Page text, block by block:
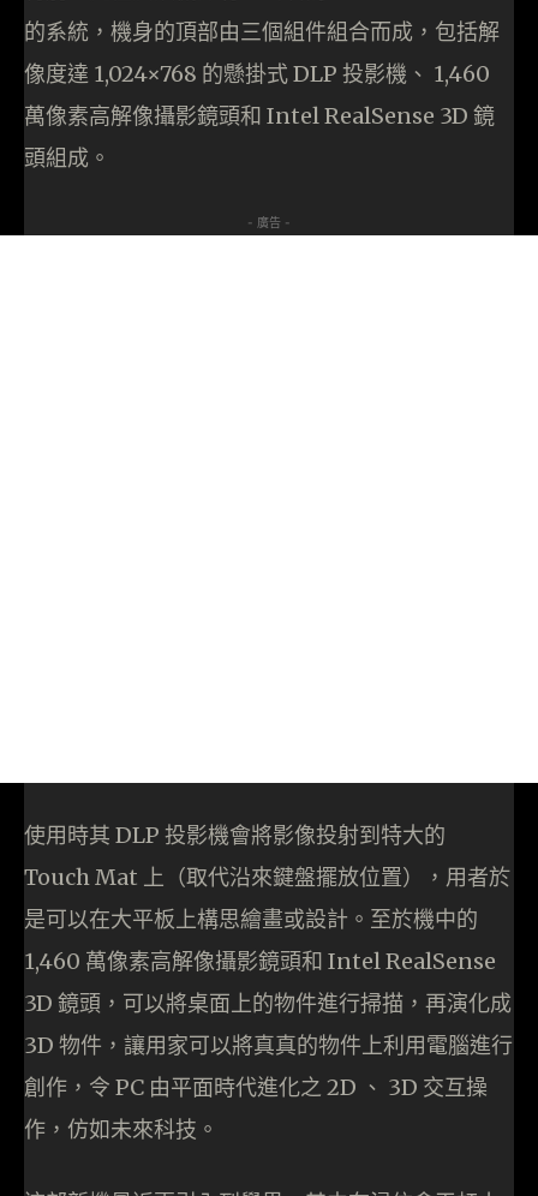
的系統，機身的頂部由三個組件組合而成，包括解
像度達 1,024×768 的懸掛式 DLP 投影機、 1,460
萬像素高解像攝影鏡頭和 Intel RealSense 3D 鏡
頭組成。
- 廣告 -
使用時其 DLP 投影機會將影像投射到特大的
Touch Mat 上（取代沿來鍵盤擺放位置），用者於
是可以在大平板上構思繪畫或設計。至於機中的
1,460 萬像素高解像攝影鏡頭和 Intel RealSense
3D 鏡頭，可以將桌面上的物件進行掃描，再演化成
3D 物件，讓用家可以將真真的物件上利用電腦進行
創作，令 PC 由平面時代進化之 2D 、 3D 交互操
作，仿如未來科技。